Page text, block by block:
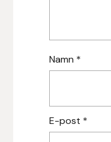
Namn *
E-post *